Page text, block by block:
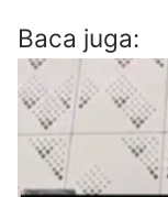
Baca juga: